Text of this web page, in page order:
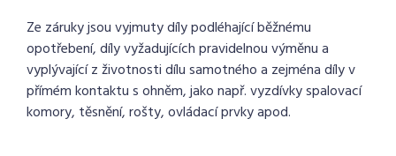
Ze záruky jsou vyjmuty díly podléhající běžnému
opotřebení, díly vyžadujících pravidelnou výměnu a
vyplývající z životnosti dílu samotného a zejména díly v
přímém kontaktu s ohněm, jako např. vyzdívky spalovací
komory, těsnění, rošty, ovládací prvky apod.